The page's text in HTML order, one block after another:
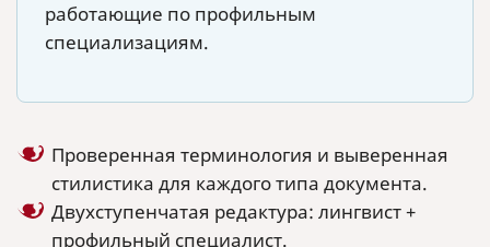
работающие по профильным
специализациям.
Проверенная терминология и выверенная
стилистика для каждого типа документа.
Двухступенчатая редактура: лингвист +
профильный специалист.